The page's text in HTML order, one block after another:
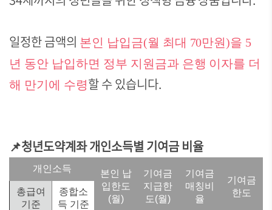
일정한 금액의 본인 납입금(월 최대 70만원)을 5
년 동안 납입하면 정부 지원금과 은행 이자를 더
해 만기에 수령할 수 있습니다.
📌청년도약계좌 개인소득별 기여금 비율
개인소득
본인 납
입한도
(월)
기여금
지급한
도(월)
기여금
매칭비
율
기여금
한도
총급여
기준
종합소
득 기준